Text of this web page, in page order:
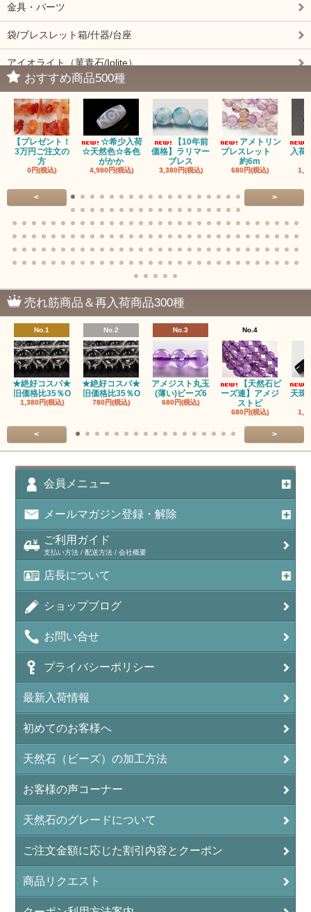
金具・パーツ
袋/ブレスレット箱/什器/台座
アイオライト（菫青石/Iolite）
アイドクレーズ（Idocrase）（別名ベスビアナイト）
アクアマリン（藍玉/藍柱石/Aquamarine）
アクチノライトインクォーツ（Actinolite/緑閃石）
赤瑪瑙（レッドアゲート/カーネリアン）
アゲート（瑪瑙/Agate）各種
アゲート｜オーシャンアゲート
瑪瑙｜ブラウンドットアゲート
アズロマラカイト（Azuromalachite）
アパタイト
アベンチュリン(クォーツァイト/Aventurine)
アマゾナイト（天河石/Amazonite）
アポフィライト（Apophylite）/魚眼石
アメジスト（紫水晶/Amethyst）
アメシスティンクォーツ（Amethest in quartz）
ラベンダーアメジスト
アメトリン（紫黄水晶/Ametrine）
アラゴナイト（霰石/Aragonite）
アンデシン（チベット産日長石）
アンフィボールインクォーツ(Amphibole)
アンフィボールロック/角閃岩（Amphibole ）
イーグルアイ（EagleEye）
インカローズ（ロードクロサイト/Rhodochrosite）
インディアンアゲート(Indian Agate)
エメラルド(emerald/翠玉)
エレスチャル(elestial/骸骨水晶)
オーロラクォーツ(レインボー水晶)
オニキス(ブラック)(Black Onyx)
おすすめ商品500種
【プレゼント！
3万円ご注文の
方
0円(税込)
☆希少入荷
☆天然色☆各色
がかか
4,980円(税込)
【10年前
価格】ラリマー
ブレス
3,380円(税込)
アメトリン
ブレスレット
約6m
680円(税込)
入荷
< >
売れ筋商品＆再入荷商品300種
No.1
★絶好コスパ★
旧価格比35％O
1,380円(税込)
No.2
★絶好コスパ★
旧価格比35％O
780円(税込)
No.3
アメジスト丸玉
(薄い)ビーズ6
680円(税込)
No.4
【天然石ビ
ーズ連】アメジ
ストビ
680円(税込)
天珠
< >
会員メニュー
メールマガジン登録・解除
ご利用ガイド
支払い方法 / 配送方法 / 会社概要
店長について
ショップブログ
お問い合せ
プライバシーポリシー
最新入荷情報
初めてのお客様へ
天然石（ビーズ）の加工方法
お客様の声コーナー
天然石のグレードについて
ご注文金額に応じた割引内容とクーポン
商品リクエスト